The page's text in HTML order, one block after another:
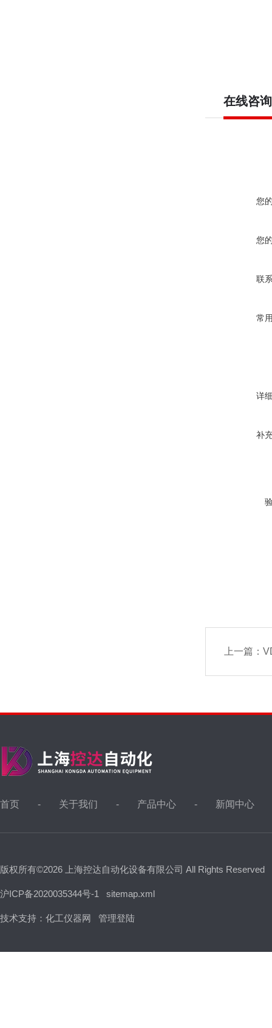
在线咨询
您
您
联
常
详
补
上一篇：
首页 关于我们 产品中心 新闻中心
版权所有©2026 上海控达自动化设备有限公司 All Rights Reserved
沪ICP备2020035344号-1 sitemap.xml
技术支持： 化工仪器网 管理登陆